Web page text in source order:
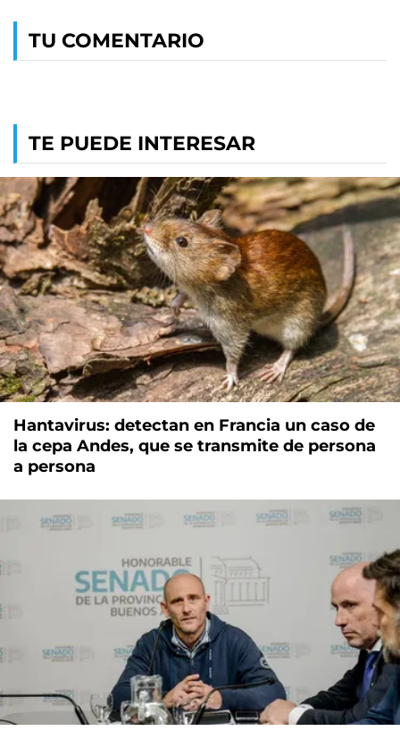
TU COMENTARIO
TE PUEDE INTERESAR
Hantavirus: detectan en Francia un caso de
la cepa Andes, que se transmite de persona
a persona